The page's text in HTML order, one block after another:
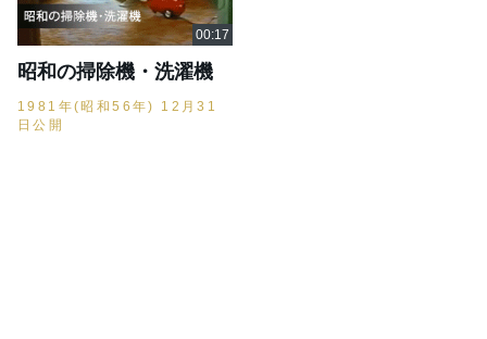
昭和の掃除機・洗濯機
1981年(昭和56年) 12月31
日公開